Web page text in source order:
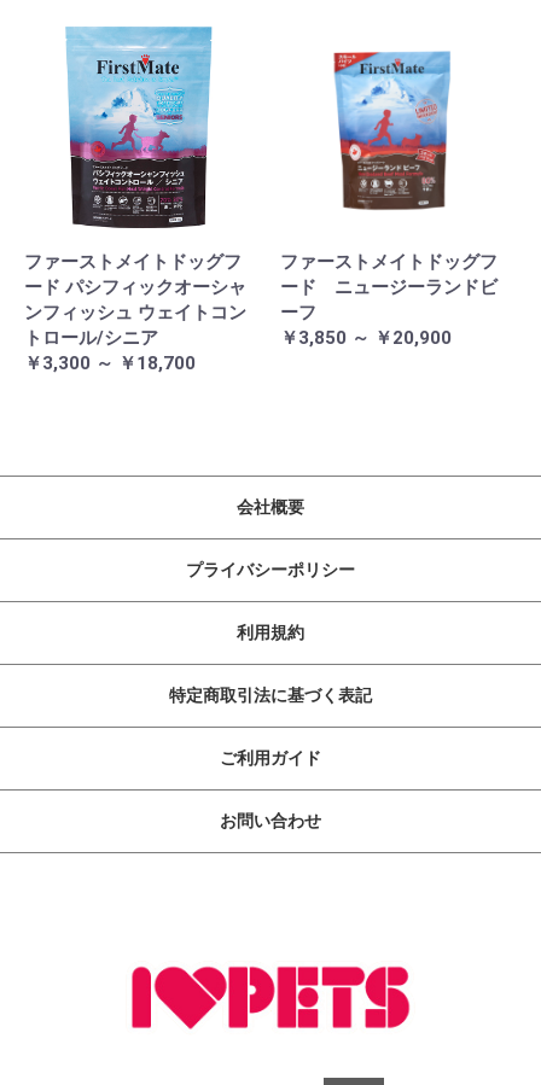
ファーストメイトドッグフ
ード パシフィックオーシャ
ンフィッシュ ウェイトコン
トロール/シニア
￥3,300 ～ ￥18,700
ファーストメイトドッグフ
ード ニュージーランドビ
ーフ
￥3,850 ～ ￥20,900
会社概要
プライバシーポリシー
利用規約
特定商取引法に基づく表記
ご利用ガイド
お問い合わせ